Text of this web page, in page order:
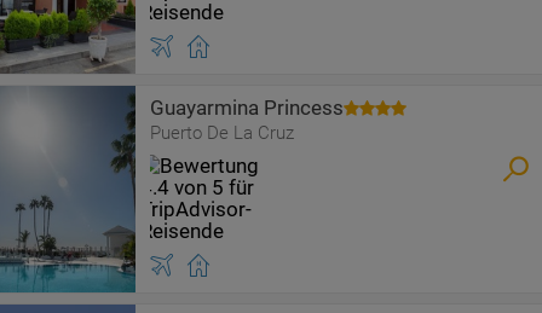
Guayarmina Princess
Puerto De La Cruz